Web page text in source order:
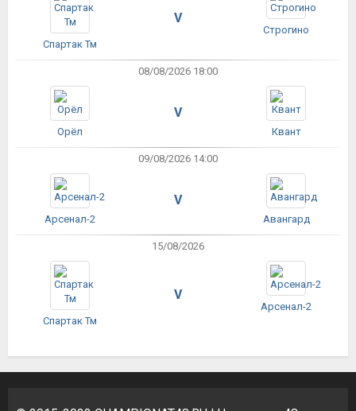
Спартак Тм
V
Строгино
08/08/2026 18:00
Орёл
V
Квант
09/08/2026 14:00
Арсенал-2
V
Авангард
15/08/2026
Спартак Тм
V
Арсенал-2